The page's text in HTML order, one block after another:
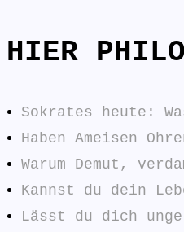
HIER
Sokrates heute:
Haben Ameisen
Warum Demut,
Kannst du dein
Lässt du dich